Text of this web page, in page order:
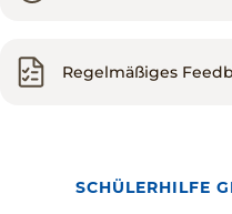
Regelmäßiges
SCHÜLERHILFE